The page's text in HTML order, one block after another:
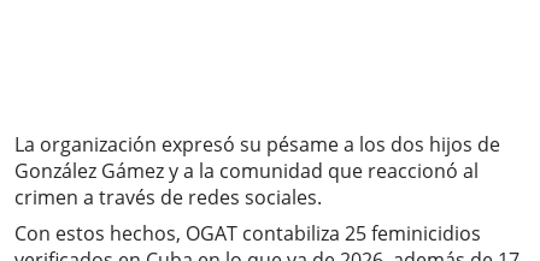
La organización expresó su pésame a los dos hijos de
González Gámez y a la comunidad que reaccionó al
crimen a través de redes sociales.
Con estos hechos, OGAT contabiliza 25 feminicidios